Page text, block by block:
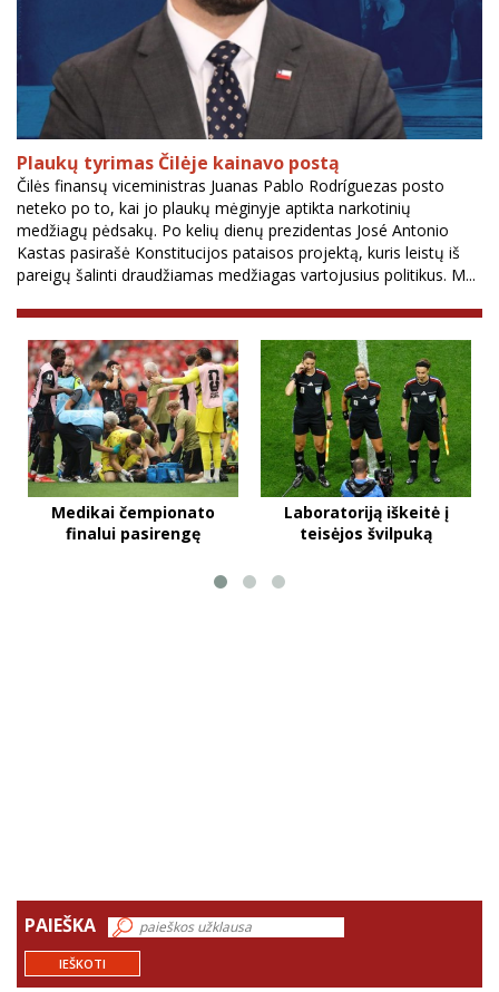
Plaukų tyrimas Čilėje kainavo postą
Čilės finansų viceministras Juanas Pablo Rodríguezas posto
neteko po to, kai jo plaukų mėginyje aptikta narkotinių
medžiagų pėdsakų. Po kelių dienų prezidentas José Antonio
Kastas pasirašė Konstitucijos pataisos projektą, kuris leistų iš
pareigų šalinti draudžiamas medžiagas vartojusius politikus. M...
Medikai čempionato
finalui pasirengę
Laboratoriją iškeitė į
teisėjos švilpuką
PAIEŠKA
IEŠKOTI